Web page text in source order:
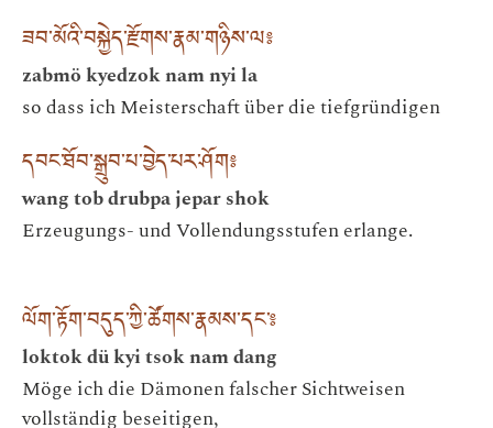
ཟབ་མོའི་བསྐྱེད་རྫོགས་རྣམ་གཉིས་ལ༔
zabmö kyedzok nam nyi la
so dass ich Meisterschaft über die tiefgründigen
དབང་ཐོབ་སྒྲུབ་པ་བྱེད་པར་ཤོག༔
wang tob drubpa jepar shok
Erzeugungs- und Vollendungsstufen erlange.
ལོག་རྟོག་བདུད་ཀྱི་ཚོགས་རྣམས་དང་༔
loktok dü kyi tsok nam dang
Möge ich die Dämonen falscher Sichtweisen
vollständig beseitigen,